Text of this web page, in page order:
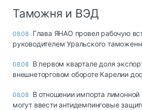
Таможня и ВЭД
08.08 Глава ЯНАО провел рабочую
руководителем Уральского
08.08 В первом квартале доля
внешнеторговом обороте Карелии
08.08 В отношении импорта
могут ввести антидемпинговые